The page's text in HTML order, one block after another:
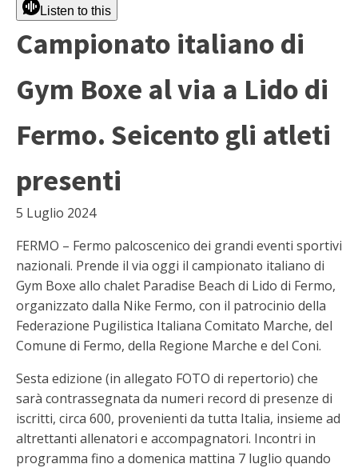
Listen to this
Campionato italiano di
Gym Boxe al via a Lido di
Fermo. Seicento gli atleti
presenti
5 Luglio 2024
FERMO – Fermo palcoscenico dei grandi eventi sportivi
nazionali. Prende il via oggi il campionato italiano di
Gym Boxe allo chalet Paradise Beach di Lido di Fermo,
organizzato dalla Nike Fermo, con il patrocinio della
Federazione Pugilistica Italiana Comitato Marche, del
Comune di Fermo, della Regione Marche e del Coni.
Sesta edizione (in allegato FOTO di repertorio) che
sarà contrassegnata da numeri record di presenze di
iscritti, circa 600, provenienti da tutta Italia, insieme ad
altrettanti allenatori e accompagnatori. Incontri in
programma fino a domenica mattina 7 luglio quando